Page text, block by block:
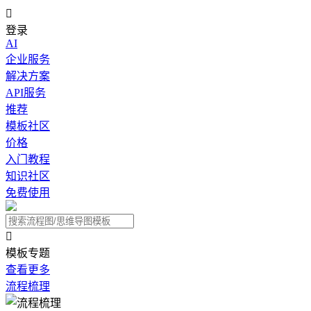

登录
AI
企业服务
解决方案
API服务
推荐
模板社区
价格
入门教程
知识社区
免费使用

模板专题
查看更多
流程梳理